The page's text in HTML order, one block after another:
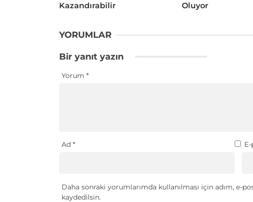
Kazandırabilir
Oluyor
YORUMLAR
Bir yanıt yazın
Yorum *
Ad *
Daha sonraki yorumlarımda kullanılması için adım, e-
kaydedilsin.